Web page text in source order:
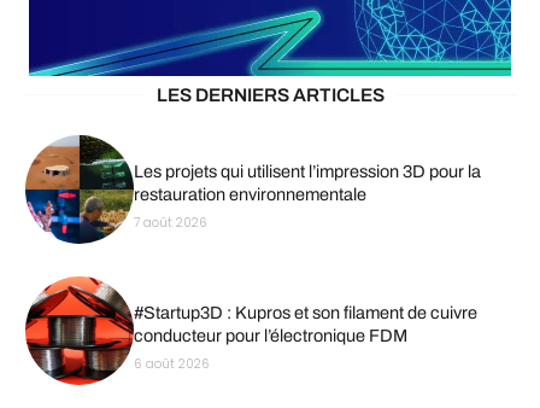
LES DERNIERS ARTICLES
Les projets qui utilisent l’impression 3D pour la
restauration environnementale
7 août 2026
#Startup3D : Kupros et son filament de cuivre
conducteur pour l’électronique FDM
6 août 2026